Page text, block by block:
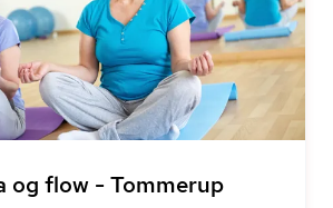
og flow - Tommerup